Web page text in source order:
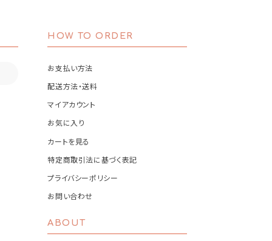
HOW TO ORDER
お支払い方法
配送方法・送料
マイアカウント
お気に入り
カートを見る
特定商取引法に基づく表記
プライバシーポリシー
お問い合わせ
ABOUT